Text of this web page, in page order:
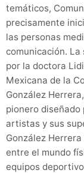
temáticos,
precisamente
las personas
comunicación.
por la doctora
Mexicana de la
González
pionero
artistas y sus
González
entre el mundo
equipos